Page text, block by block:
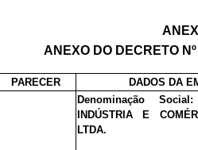
ANEXO DO DECRETO
PARECER DADOS DA
Denominação
INDÚSTRIA E
LTDA.